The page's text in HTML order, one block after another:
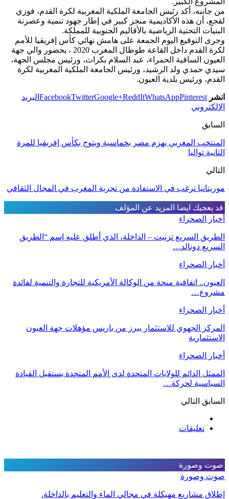
من جانبه، أكد رئيس الجامعة الملكية المغربية لكرة القدم، فوزي
لقجع، أن هذه الأكاديمية منجز كبير في إطار جهود تنمية وعصرنة
البنيات التحتية الرياضية بالأقاليم الجنوبية للمملكة.
وجرى التوقيع اليوم الجمعة على هامش نهائي كأس إفريقيا للأمم
لكرة القدم داخل القاعة طوطال المغرب 2020 ، بحضور والي جهة
العيون الساقية الحمراء، عبد السلام بكرات، ورئيس مجلس الجهة،
سيدي حمدي ولد الرشيد، ورئيس الجامعة الملكية المغربية لكرة
القدم، ورئيس بلدية العيون.
انشر FacebookTwitterGoogle+ReddItWhatsAppPinterest
البريد
الإلكتروني
السابق
المنتخب المغربي يهزم مصر بخماسية ويتوج بكأس إفريقيا للمرة
الثانية تواليا
التالي
موريتانيا ترغب في الاستفادة من تجربة المغرب في المجال الثقافي
قد يعجبك ايضا المزيد عن المؤلف
أخبار الصحراء
الطريق السريع تزنيت – الداخلة، الذي أطلق عليه إسم “الطريق
السريع دونالد…
أخبار الصحراء
العيون.. اتفاقية منحة من الوكالة الأمريكية للتجارة والتنمية لفائدة
مشروع…
أخبار الصحراء
المركز الجهوي للاستثمار يبرز من باريس مؤهلات جهة العيون
الاستثمارية
أخبار الصحراء
الممثل الدائم للولايات المتحدة لدى الأمم المتحدة يستقبل القيادة
السياسية لحركة…
السابق التالي
تعليقات
صوت وصورة
صوت وصورة
إطلاق مشاريع مهيكلة في مجالي الماء والتعليم بالداخلة.